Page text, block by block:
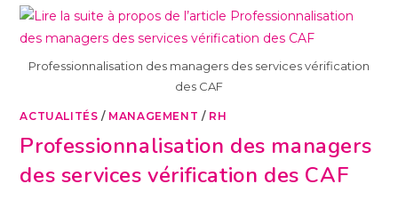
Professionnalisation des managers des services vérification
des CAF
ACTUALITÉS / MANAGEMENT / RH
Professionnalisation des managers
des services vérification des CAF